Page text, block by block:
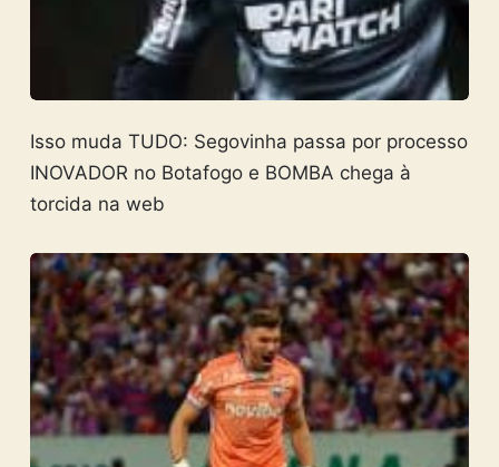
Isso muda TUDO: Segovinha passa por processo
INOVADOR no Botafogo e BOMBA chega à
torcida na web